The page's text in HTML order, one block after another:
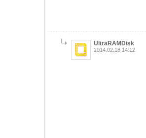
UltraRAMDisk
2014.02.18 14:12